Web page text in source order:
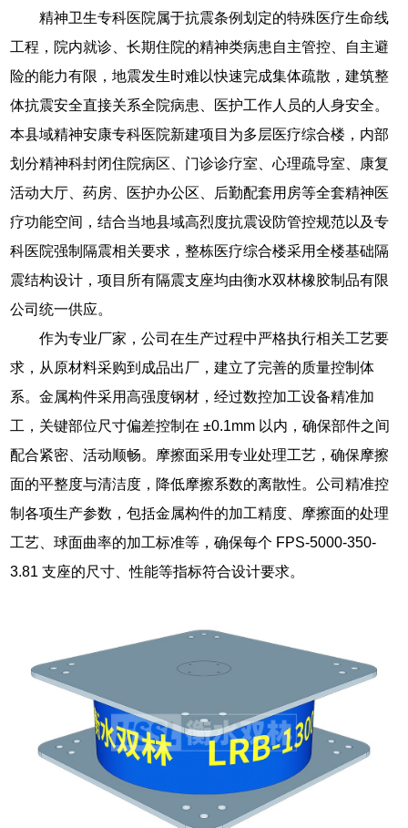
精神卫生专科医院属于抗震条例划定的特殊医疗生命线
工程，院内就诊、长期住院的精神类病患自主管控、自主避
险的能力有限，地震发生时难以快速完成集体疏散，建筑整
体抗震安全直接关系全院病患、医护工作人员的人身安全。
本县域精神安康专科医院新建项目为多层医疗综合楼，内部
划分精神科封闭住院病区、门诊诊疗室、心理疏导室、康复
活动大厅、药房、医护办公区、后勤配套用房等全套精神医
疗功能空间，结合当地县域高烈度抗震设防管控规范以及专
科医院强制隔震相关要求，整栋医疗综合楼采用全楼基础隔
震结构设计，项目所有隔震支座均由衡水双林橡胶制品有限
公司统一供应。
作为专业厂家，公司在生产过程中严格执行相关工艺要
求，从原材料采购到成品出厂，建立了完善的质量控制体
系。金属构件采用高强度钢材，经过数控加工设备精准加
工，关键部位尺寸偏差控制在 ±0.1mm 以内，确保部件之间
配合紧密、活动顺畅。摩擦面采用专业处理工艺，确保摩擦
面的平整度与清洁度，降低摩擦系数的离散性。公司精准控
制各项生产参数，包括金属构件的加工精度、摩擦面的处理
工艺、球面曲率的加工标准等，确保每个 FPS-5000-350-
3.81 支座的尺寸、性能等指标符合设计要求。